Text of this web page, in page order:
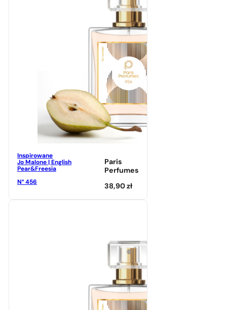
Inspirowane
Jo Malone | English
Pear&Freesia
N° 456
Paris
Perfumes
38,90zł